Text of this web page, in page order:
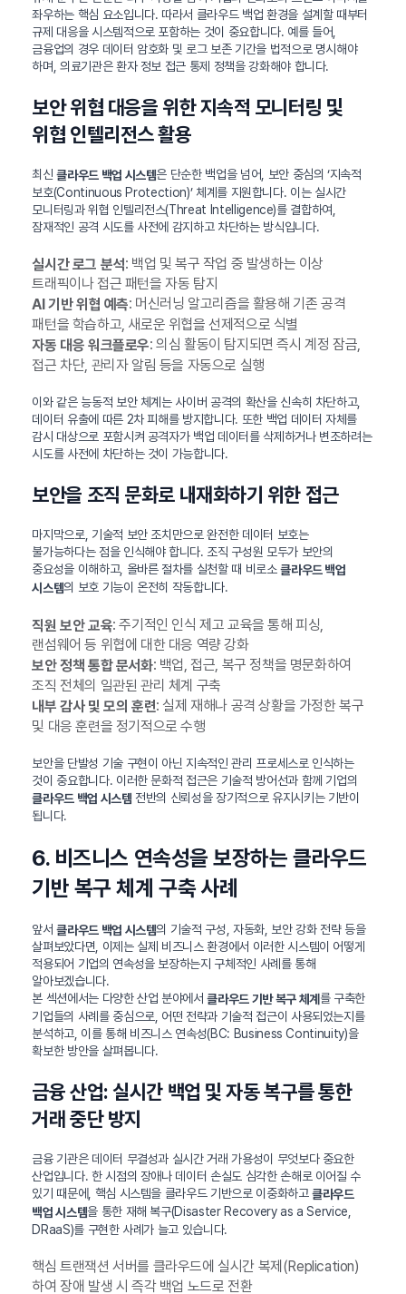
좌우하는 핵심 요소입니다. 따라서 클라우드 백업 환경을 설계할 때부터
규제 대응을 시스템적으로 포함하는 것이 중요합니다. 예를 들어,
금융업의 경우 데이터 암호화 및 로그 보존 기간을 법적으로 명시해야
하며, 의료기관은 환자 정보 접근 통제 정책을 강화해야 합니다.
보안 위협 대응을 위한 지속적 모니터링 및
위협 인텔리전스 활용
최신클라우드 백업 시스템은 단순한 백업을 넘어, 보안 중심의 ‘지속적
보호(Continuous Protection)’ 체계를 지원합니다. 이는 실시간
모니터링과 위협 인텔리전스(Threat Intelligence)를 결합하여,
잠재적인 공격 시도를 사전에 감지하고 차단하는 방식입니다.
실시간 로그 분석: 백업 및 복구 작업 중 발생하는 이상
트래픽이나 접근 패턴을 자동 탐지
AI 기반 위협 예측: 머신러닝 알고리즘을 활용해 기존 공격
패턴을 학습하고, 새로운 위협을 선제적으로 식별
자동 대응 워크플로우: 의심 활동이 탐지되면 즉시 계정 잠금,
접근 차단, 관리자 알림 등을 자동으로 실행
이와 같은 능동적 보안 체계는 사이버 공격의 확산을 신속히 차단하고,
데이터 유출에 따른 2차 피해를 방지합니다. 또한 백업 데이터 자체를
감시 대상으로 포함시켜 공격자가 백업 데이터를 삭제하거나 변조하려는
시도를 사전에 차단하는 것이 가능합니다.
보안을 조직 문화로 내재화하기 위한 접근
마지막으로, 기술적 보안 조치만으로 완전한 데이터 보호는
불가능하다는 점을 인식해야 합니다. 조직 구성원 모두가 보안의
중요성을 이해하고, 올바른 절차를 실천할 때 비로소클라우드 백업
시스템의 보호 기능이 온전히 작동합니다.
직원 보안 교육: 주기적인 인식 제고 교육을 통해 피싱,
랜섬웨어 등 위협에 대한 대응 역량 강화
보안 정책 통합 문서화: 백업, 접근, 복구 정책을 명문화하여
조직 전체의 일관된 관리 체계 구축
내부 감사 및 모의 훈련: 실제 재해나 공격 상황을 가정한 복구
및 대응 훈련을 정기적으로 수행
보안을 단발성 기술 구현이 아닌 지속적인 관리 프로세스로 인식하는
것이 중요합니다. 이러한 문화적 접근은 기술적 방어선과 함께 기업의
클라우드 백업 시스템 전반의 신뢰성을 장기적으로 유지시키는 기반이
됩니다.
6. 비즈니스 연속성을 보장하는 클라우드
기반 복구 체계 구축 사례
앞서클라우드 백업 시스템의 기술적 구성, 자동화, 보안 강화 전략 등을
살펴보았다면, 이제는 실제 비즈니스 환경에서 이러한 시스템이 어떻게
적용되어 기업의 연속성을 보장하는지 구체적인 사례를 통해
알아보겠습니다.
본 섹션에서는 다양한 산업 분야에서클라우드 기반 복구 체계 를 구축한
기업들의 사례를 중심으로, 어떤 전략과 기술적 접근이 사용되었는지를
분석하고, 이를 통해 비즈니스 연속성(BC: Business Continuity)을
확보한 방안을 살펴봅니다.
금융 산업: 실시간 백업 및 자동 복구를 통한
거래 중단 방지
금융 기관은 데이터 무결성과 실시간 거래 가용성이 무엇보다 중요한
산업입니다. 한 시점의 장애나 데이터 손실도 심각한 손해로 이어질 수
있기 때문에, 핵심 시스템을 클라우드 기반으로 이중화하고클라우드
백업 시스템을 통한 재해 복구(Disaster Recovery as a Service,
DRaaS)를 구현한 사례가 늘고 있습니다.
핵심 트랜잭션 서버를 클라우드에 실시간 복제(Replication)
하여 장애 발생 시 즉각 백업 노드로 전환